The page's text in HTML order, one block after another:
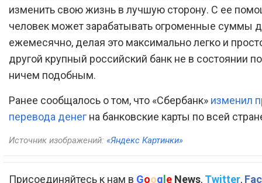
изменить свою жизнь в лучшую сторону. С ее
человек может зарабатывать огроменные суммы
ежемесячно, делая это максимально легко и
другой крупный российский банк не в состоянии
ничем подобным.
Ранее сообщалось о том, что «Сбербанк» изменил
перевода денег на банковские карты по всей
Источник изображений: «Яндекс Картинки»
Присоединяйтесь к нам в Google News, Twitter,